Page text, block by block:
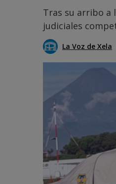
Tras su arribo a
judiciales
La Voz de Xela